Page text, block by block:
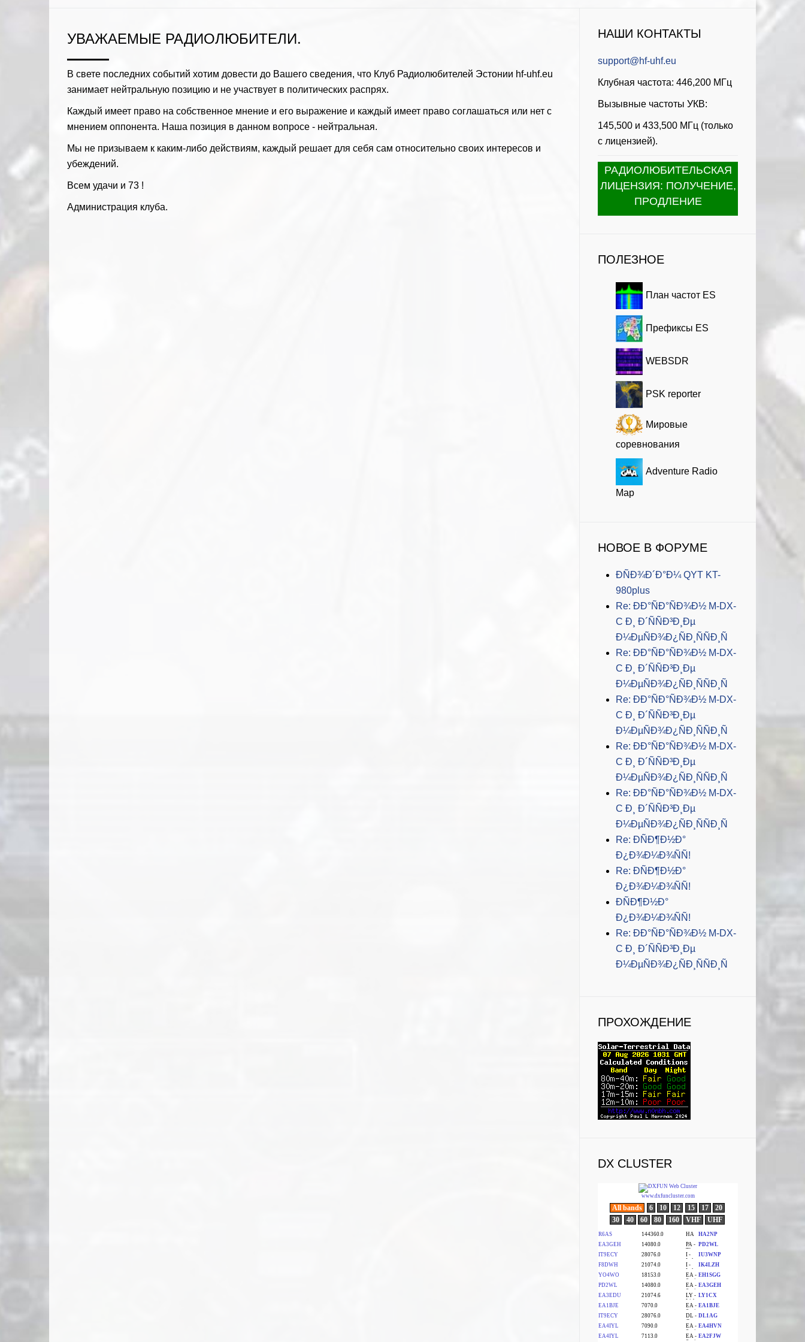
УВАЖАЕМЫЕ РАДИОЛЮБИТЕЛИ.
В свете последних событий хотим довести до Вашего сведения, что Клуб Радиолюбителей Эстонии hf-uhf.eu
занимает нейтральную позицию и не участвует в политических распрях.
Каждый имеет право на собственное мнение и его выражение и каждый имеет право соглашаться или нет с
мнением оппонента. Наша позиция в данном вопросе - нейтральная.
Мы не призываем к каким-либо действиям, каждый решает для себя сам относительно своих интересов и
убеждений.
Всем удачи и 73 !
Администрация клуба.
НАШИ КОНТАКТЫ
support@hf-uhf.eu
Клубная частота: 446,200 МГц
Вызывные частоты УКВ:
145,500 и 433,500 МГц (только
с лицензией).
РАДИОЛЮБИТЕЛЬСКАЯ
ЛИЦЕНЗИЯ: ПОЛУЧЕНИЕ,
ПРОДЛЕНИЕ
ПОЛЕЗНОЕ
План частот ES
Префиксы ES
WEBSDR
PSK reporter
Мировые
соревнования
Adventure Radio
Map
НОВОЕ В ФОРУМЕ
ÐÑÐ¾Ð´Ð°Ð¼ QYT KT-
980plus
Re: ÐÐ°ÑÐ°ÑÐ¾Ð½ M-DX-
C Ð¸ Ð´ÑÑÐ³Ð¸Ðµ
Ð¼ÐµÑÐ¾Ð¿ÑÐ¸ÑÑÐ¸Ñ
Re: ÐÐ°ÑÐ°ÑÐ¾Ð½ M-DX-
C Ð¸ Ð´ÑÑÐ³Ð¸Ðµ
Ð¼ÐµÑÐ¾Ð¿ÑÐ¸ÑÑÐ¸Ñ
Re: ÐÐ°ÑÐ°ÑÐ¾Ð½ M-DX-
C Ð¸ Ð´ÑÑÐ³Ð¸Ðµ
Ð¼ÐµÑÐ¾Ð¿ÑÐ¸ÑÑÐ¸Ñ
Re: ÐÐ°ÑÐ°ÑÐ¾Ð½ M-DX-
C Ð¸ Ð´ÑÑÐ³Ð¸Ðµ
Ð¼ÐµÑÐ¾Ð¿ÑÐ¸ÑÑÐ¸Ñ
Re: ÐÐ°ÑÐ°ÑÐ¾Ð½ M-DX-
C Ð¸ Ð´ÑÑÐ³Ð¸Ðµ
Ð¼ÐµÑÐ¾Ð¿ÑÐ¸ÑÑÐ¸Ñ
Re: ÐÑÐ¶Ð½Ð°
Ð¿Ð¾Ð¼Ð¾ÑÑ!
Re: ÐÑÐ¶Ð½Ð°
Ð¿Ð¾Ð¼Ð¾ÑÑ!
ÐÑÐ¶Ð½Ð°
Ð¿Ð¾Ð¼Ð¾ÑÑ!
Re: ÐÐ°ÑÐ°ÑÐ¾Ð½ M-DX-
C Ð¸ Ð´ÑÑÐ³Ð¸Ðµ
Ð¼ÐµÑÐ¾Ð¿ÑÐ¸ÑÑÐ¸Ñ
ПРОХОЖДЕНИЕ
DX CLUSTER